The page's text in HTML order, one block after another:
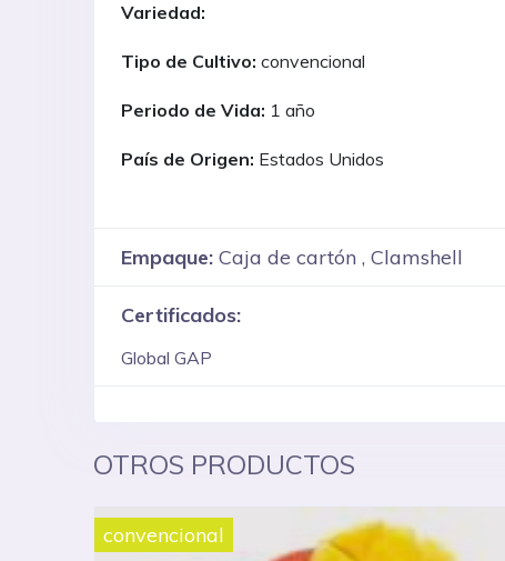
Variedad:
Tipo de Cultivo: convencional
Periodo de Vida: 1 año
País de Origen: Estados Unidos
Empaque: Caja de cartón , Clamshell
Certificados:
Global GAP
OTROS PRODUCTOS
convencional